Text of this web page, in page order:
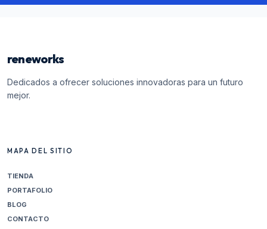
reneworks
Dedicados a ofrecer soluciones innovadoras para un futuro
mejor.
MAPA DEL SITIO
TIENDA
PORTAFOLIO
BLOG
CONTACTO